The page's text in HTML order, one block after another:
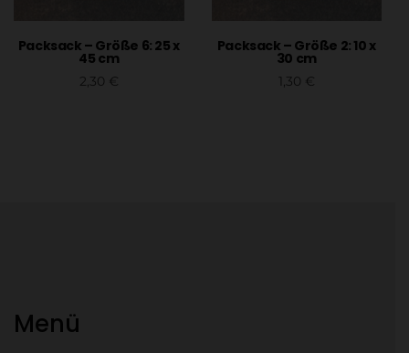
Packsack – Größe 6: 25 x
45 cm
2,30 €
Packsack – Größe 2: 10 x
30 cm
1,30 €
Menü